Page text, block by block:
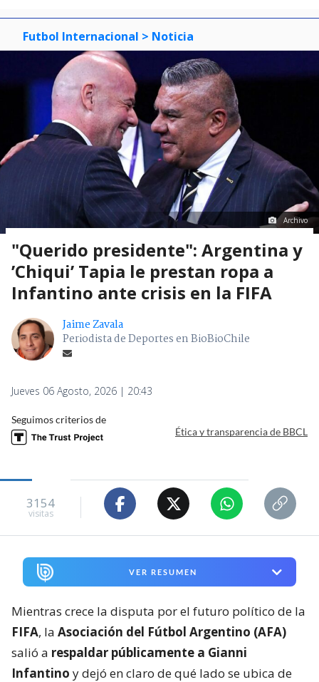
Futbol Internacional > Noticia
Archivo
"Querido presidente": Argentina y
’Chiqui’ Tapia le prestan ropa a
Infantino ante crisis en la FIFA
Jaime Zavala
Periodista de Deportes en BioBioChile
Jueves 06 Agosto, 2026 | 20:43
Seguimos criterios de
Ética y transparencia de BBCL
3154
visitas
VER RESUMEN
Mientras crece la disputa por el futuro político de la
FIFA, la Asociación del Fútbol Argentino (AFA)
salió a respaldar públicamente a Gianni
Infantino y dejó en claro de qué lado se ubica de